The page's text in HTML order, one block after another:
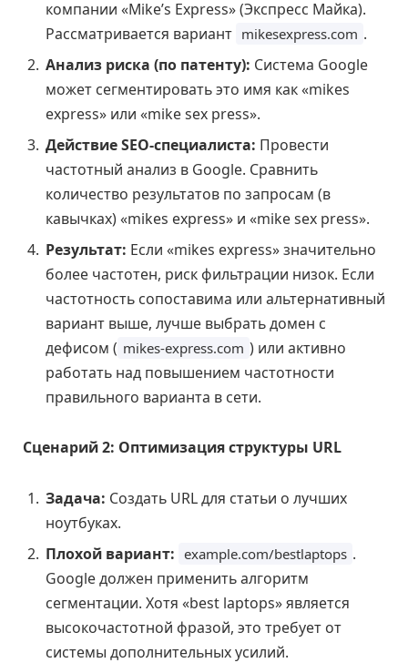
компании «Mike’s Express» (Экспресс Майка).
Рассматривается вариант mikesexpress.com .
Анализ риска (по патенту): Система Google
может сегментировать это имя как «mikes
express» или «mike sex press».
Действие SEO-специалиста: Провести
частотный анализ в Google. Сравнить
количество результатов по запросам (в
кавычках) «mikes express» и «mike sex press».
Результат: Если «mikes express» значительно
более частотен, риск фильтрации низок. Если
частотность сопоставима или альтернативный
вариант выше, лучше выбрать домен с
дефисом ( mikes-express.com ) или активно
работать над повышением частотности
правильного варианта в сети.
Сценарий 2: Оптимизация структуры URL
Задача: Создать URL для статьи о лучших
ноутбуках.
Плохой вариант: example.com/bestlaptops .
Google должен применить алгоритм
сегментации. Хотя «best laptops» является
высокочастотной фразой, это требует от
системы дополнительных усилий.